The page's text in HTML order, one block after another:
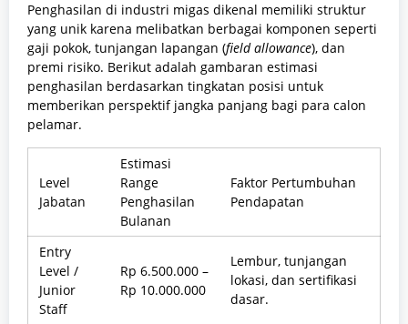
Penghasilan di industri migas dikenal memiliki struktur
yang unik karena melibatkan berbagai komponen seperti
gaji pokok, tunjangan lapangan (field allowance), dan
premi risiko. Berikut adalah gambaran estimasi
penghasilan berdasarkan tingkatan posisi untuk
memberikan perspektif jangka panjang bagi para calon
pelamar.
Level
Jabatan
Estimasi
Range
Penghasilan
Bulanan
Faktor Pertumbuhan
Pendapatan
Entry
Level /
Junior
Staff
Rp 6.500.000 –
Rp 10.000.000
Lembur, tunjangan
lokasi, dan sertifikasi
dasar.